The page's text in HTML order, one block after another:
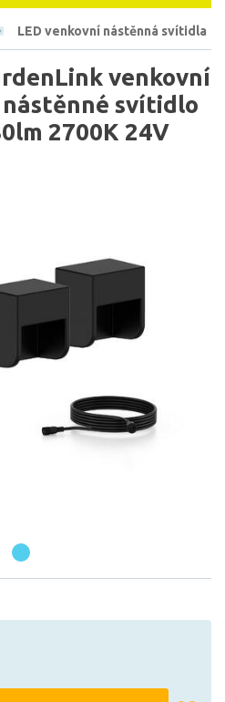
LED venkovní nástěnná svítidla
venkovní
svítidlo
2700K 24V